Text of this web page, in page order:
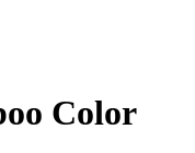
Color